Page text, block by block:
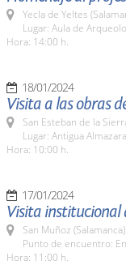
Yecla de Yeltes
Lugar: Aula de
Hora: 14:00 h.
18/01/2024
Visita a las obras
San Esteban de la
Lugar: Antigua
Hora: 10:00 h.
17/01/2024
Visita institucional
San Muñoz (Salamanca)
Punto de encuentro:
Hora: 11:00 h.